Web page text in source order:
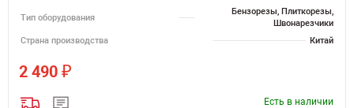
Тип оборудования
Бензорезы, Плиткорезы,
Швонарезчики
Страна производства
Китай
2 490 ₽
Есть в наличии